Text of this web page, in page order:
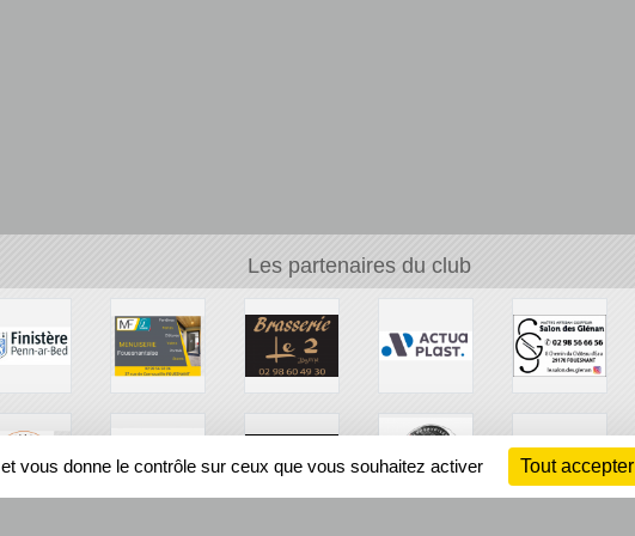
Les partenaires du club
vous donne le contrôle sur ceux que vous souhaitez activer Tout accepter